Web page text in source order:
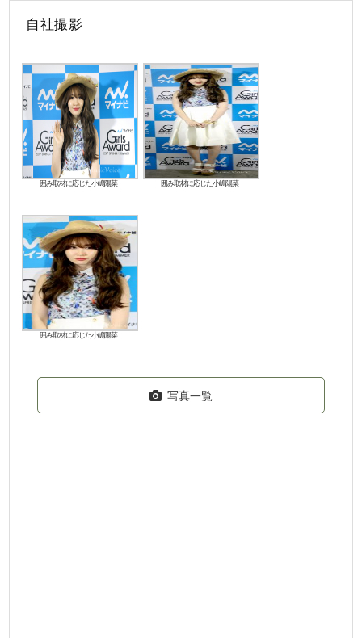
自社撮影
囲み取材に応じた小嶋陽菜 囲み取材に応じた小嶋陽菜
囲み取材に応じた小嶋陽菜
写真一覧